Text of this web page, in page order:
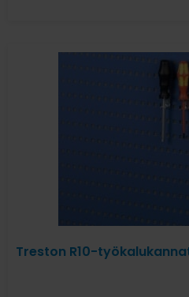
Treston R10-